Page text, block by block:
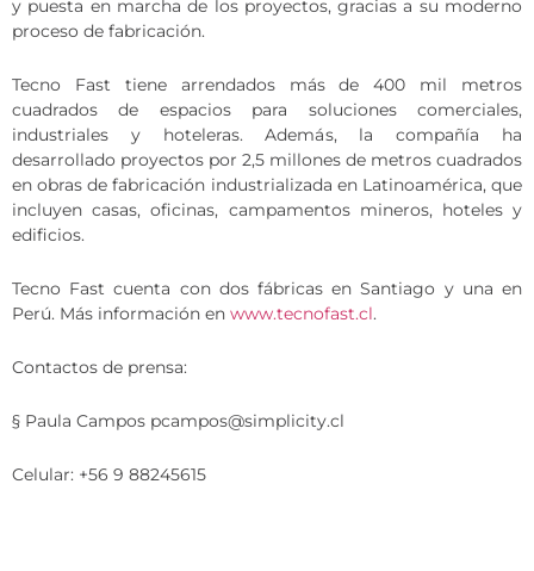
y puesta en marcha de los proyectos, gracias a su moderno
proceso de fabricación.
Tecno Fast tiene arrendados más de 400 mil metros
cuadrados de espacios para soluciones comerciales,
industriales y hoteleras. Además, la compañía ha
desarrollado proyectos por 2,5 millones de metros cuadrados
en obras de fabricación industrializada en Latinoamérica, que
incluyen casas, oficinas, campamentos mineros, hoteles y
edificios.
Tecno Fast cuenta con dos fábricas en Santiago y una en
Perú. Más información en www.tecnofast.cl.
Contactos de prensa:
§ Paula Campos pcampos@simplicity.cl
Celular: +56 9 88245615